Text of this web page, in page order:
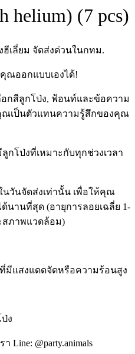
helium) (7 pcs)
เลี่ยม จัดส่งด่วนในกทม.
ณออกแบบเองได้!
อกสีลูกโป่ง, ฟ้อนท์และข้อความ
ณเป็นตัวแทนความรู้สึกของคุณ
กโป่งที่เหมาะกับทุกช่วงเวลา
นวันจัดส่งเท่านั้น เพื่อให้คุณ
นานที่สุด (อายุการลอยเฉลี่ย 1-
สภาพแวดล้อม)
มีแสงแดดจัดหรือความร้อนสูง
ง
Line: @party.animals